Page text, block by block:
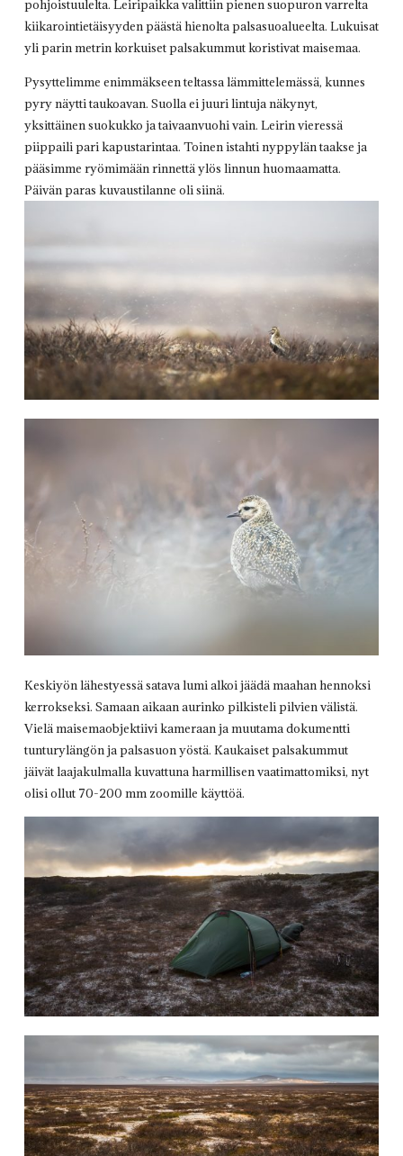
pohjoistuulelta. Leiripaikka valittiin pienen suopuron varrelta
kiikarointietäisyyden päästä hienolta palsasuoalueelta. Lukuisat
yli parin metrin korkuiset palsakummut koristivat maisemaa.
Pysyttelimme enimmäkseen teltassa lämmittelemässä, kunnes
pyry näytti taukoavan. Suolla ei juuri lintuja näkynyt,
yksittäinen suokukko ja taivaanvuohi vain. Leirin vieressä
piippaili pari kapustarintaa. Toinen istahti nyppylän taakse ja
pääsimme ryömimään rinnettä ylös linnun huomaamatta.
Päivän paras kuvaustilanne oli siinä.
Keskiyön lähestyessä satava lumi alkoi jäädä maahan hennoksi
kerrokseksi. Samaan aikaan aurinko pilkisteli pilvien välistä.
Vielä maisemaobjektiivi kameraan ja muutama dokumentti
tunturylängön ja palsasuon yöstä. Kaukaiset palsakummut
jäivät laajakulmalla kuvattuna harmillisen vaatimattomiksi, nyt
olisi ollut 70-200 mm zoomille käyttöä.